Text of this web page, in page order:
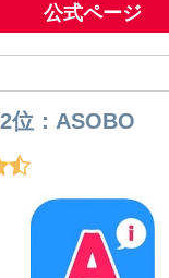
公式ページ
位：ASOBO